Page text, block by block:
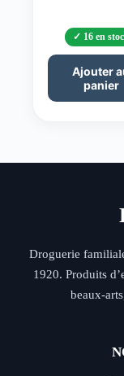
16 en
Ajouter
panier
Droguerie
1920. Produits
beaux-